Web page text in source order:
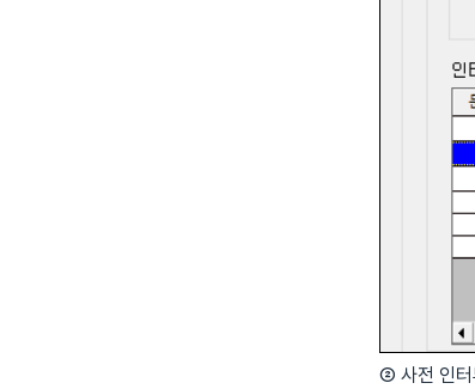
② 사전 인터